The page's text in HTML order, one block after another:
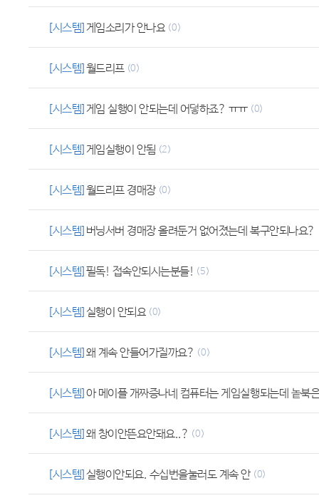
[시스템] 게임소리가 안나요 (0)
[시스템] 월드리프 (0)
[시스템] 게임 실행이 안되는데 어덯하죠? ㅠㅠ (0)
[시스템] 게임실행이 안됨 (2)
[시스템] 월드리프 경매장 (0)
[시스템] 버닝서버 경매장 올려둔거 없어졌는데 복구안되나요?
[시스템] 필독! 접속안되시는분들! (5)
[시스템] 실행이 안되요 (0)
[시스템] 왜 계속 안들어가질까요? (0)
[시스템] 아 메이플 개짜증나네 컴퓨터는 게임실행되는데 놑북
[시스템] 왜 창이안뜬요안돼요..? (0)
[시스템] 실행이안되요. 수십번을눌러도 계속 안 (0)